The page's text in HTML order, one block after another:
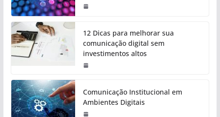
12 Dicas para melhorar sua
comunicação digital sem
investimentos altos
Comunicação Institucional em
Ambientes Digitais